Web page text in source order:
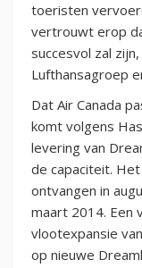
toeristen
vertrouwt erop
succesvol zal
Lufthansagroep
Dat Air Canada
komt volgens
levering van
de capaciteit.
ontvangen in
maart 2014. Een
vlootexpansie
op nieuwe